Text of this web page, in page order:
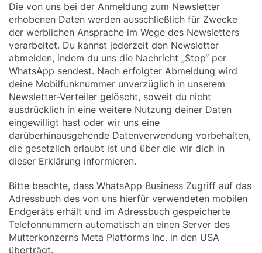
Die von uns bei der Anmeldung zum Newsletter
erhobenen Daten werden ausschließlich für Zwecke
der werblichen Ansprache im Wege des Newsletters
verarbeitet. Du kannst jederzeit den Newsletter
abmelden, indem du uns die Nachricht „Stop“ per
WhatsApp sendest. Nach erfolgter Abmeldung wird
deine Mobilfunknummer unverzüglich in unserem
Newsletter-Verteiler gelöscht, soweit du nicht
ausdrücklich in eine weitere Nutzung deiner Daten
eingewilligt hast oder wir uns eine
darüberhinausgehende Datenverwendung vorbehalten,
die gesetzlich erlaubt ist und über die wir dich in
dieser Erklärung informieren.
Bitte beachte, dass WhatsApp Business Zugriff auf das
Adressbuch des von uns hierfür verwendeten mobilen
Endgeräts erhält und im Adressbuch gespeicherte
Telefonnummern automatisch an einen Server des
Mutterkonzerns Meta Platforms Inc. in den USA
überträgt.